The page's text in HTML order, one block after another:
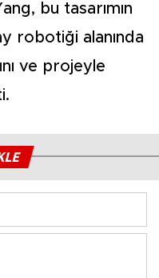
bu tasarımın
robotiği alanında
ve projeyle